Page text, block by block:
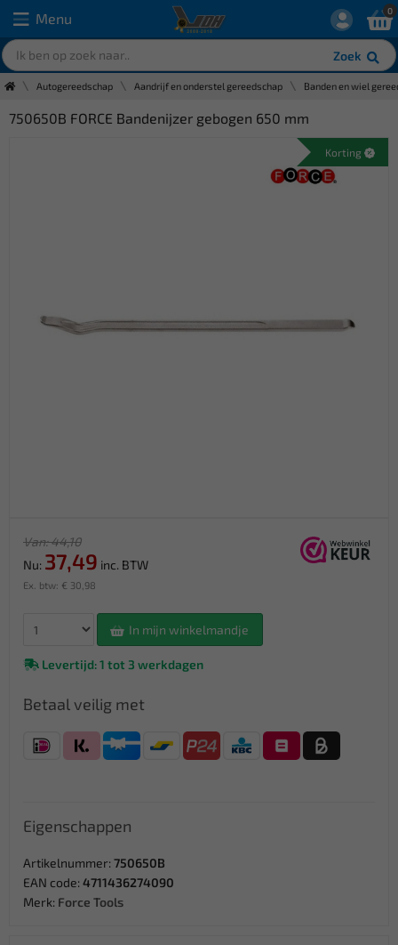
Menu
Zoek
0
Autogereedschap Aandrijf en onderstel gereedschap Banden en wiel
750650B FORCE Bandenijzer gebogen 650 mm
Korting
Van: 44,10
Nu: 37,49 inc. BTW
Ex. btw: € 30,98
In mijn winkelmandje
Levertijd: 1 tot 3 werkdagen
Betaal veilig met
Eigenschappen
Artikelnummer: 750650B
EAN code: 4711436274090
Merk: Force Tools